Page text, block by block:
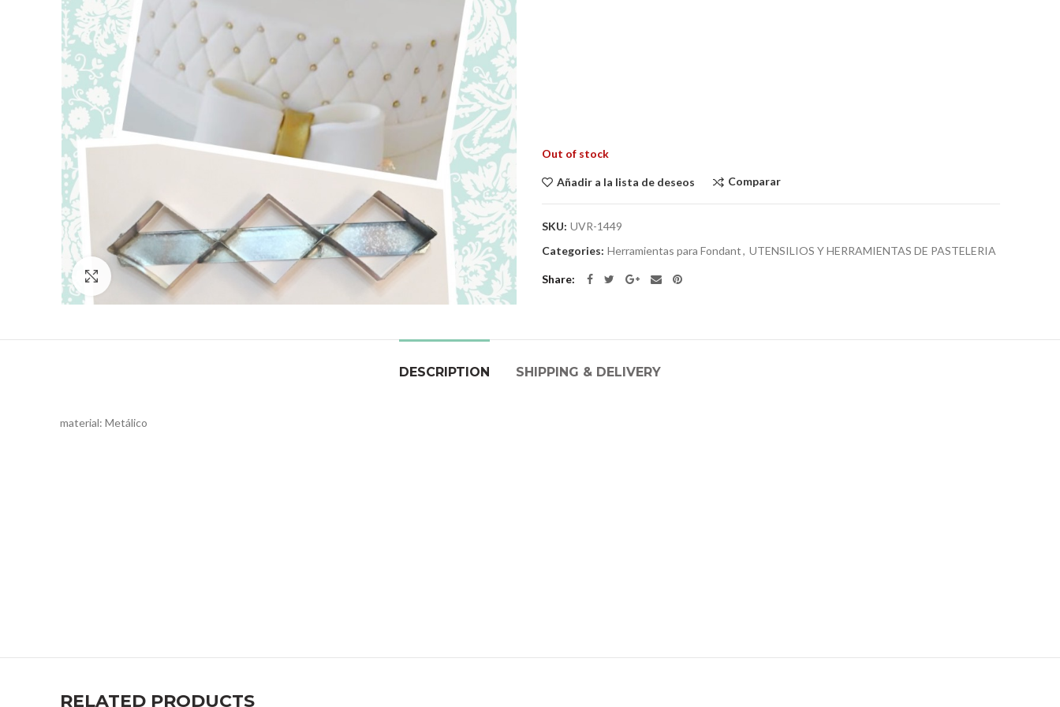
Click to enlarge
Out of stock
Añadir a la lista de deseos Comparar
SKU: UVR-1449
Categories: Herramientas para Fondant, UTENSILIOS Y HERRAMIENTAS DE PASTELERIA
Share
DESCRIPTION SHIPPING & DELIVERY
material: Metálico
RELATED PRODUCTS